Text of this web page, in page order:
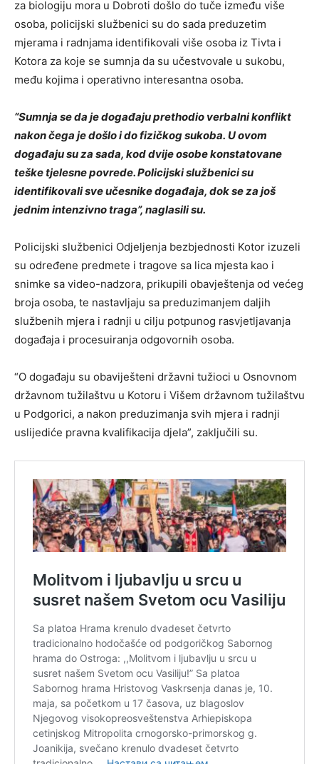
za biologiju mora u Dobroti došlo do tuče između više
osoba, policijski službenici su do sada preduzetim
mjerama i radnjama identifikovali više osoba iz Tivta i
Kotora za koje se sumnja da su učestvovale u sukobu,
među kojima i operativno interesantna osoba.
“Sumnja se da je događaju prethodio verbalni konflikt
nakon čega je došlo i do fizičkog sukoba. U ovom
događaju su za sada, kod dvije osobe konstatovane
teške tjelesne povrede. Policijski službenici su
identifikovali sve učesnike događaja, dok se za još
jednim intenzivno traga”, naglasili su.
Policijski službenici Odjeljenja bezbjednosti Kotor izuzeli
su određene predmete i tragove sa lica mjesta kao i
snimke sa video-nadzora, prikupili obavještenja od većeg
broja osoba, te nastavljaju sa preduzimanjem daljih
službenih mjera i radnji u cilju potpunog rasvjetljavanja
događaja i procesuiranja odgovornih osoba.
“O događaju su obaviješteni državni tužioci u Osnovnom
državnom tužilaštvu u Kotoru i Višem državnom tužilaštvu
u Podgorici, a nakon preduzimanja svih mjera i radnji
uslijediće pravna kvalifikacija djela”, zaključili su.